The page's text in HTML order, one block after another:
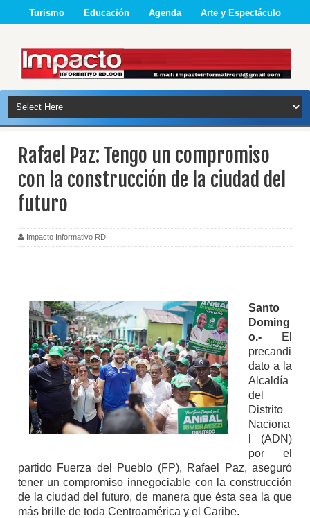
Turismo Educación Agenda Arte y Espectáculo
Rafael Paz: Tengo un compromiso
con la construcción de la ciudad del
futuro
Impacto Informativo RD
Santo
Doming
o.- El
precandi
dato a la
Alcaldía
del
Distrito
Naciona
l (ADN)
por el
partido Fuerza del Pueblo (FP), Rafael Paz, aseguró
tener un compromiso innegociable con la construcción
de la ciudad del futuro, de manera que ésta sea la que
más brille de toda Centroamérica y el Caribe.